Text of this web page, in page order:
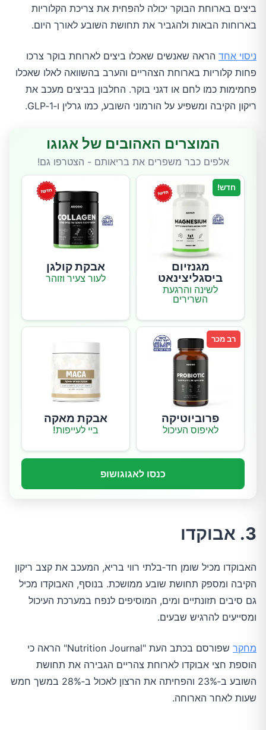
ביצים בארוחת הבוקר יכולה להפחית את צריכת הקלוריות
בארוחות הבאות ולהגביר את תחושת השובע לאורך היום.
ניסוי אחד הראה שאנשים שאכלו ביצים לארוחת בוקר צרכו
פחות קלוריות בארוחת הצהריים והערב בהשוואה לאלו שאכלו
פחמימות כמו לחם או דגני בוקר. החלבון בביצים מעכב את
ריקון הקיבה ומשפיע על הורמוני השובע, כמו גרלין ו‑GLP‑1.
המוצרים האהובים של אגוגו
אלפים כבר משפרים את בריאותם - הצטרפו גם!
חדש!
מגנזיום
ביסגליצינאט
לשינה והרגעת
השרירים
אבקת קולגן
לעור צעיר וזוהר
רב מכר
פרוביוטיקה
לאיפוס העיכול
אבקת מאקה
ביי לעייפות!
כנסו לאגוגושופ
3. אבוקדו
האבוקדו מכיל שומן חד‑בלתי רווי בריא, המעכב את קצב ריקון
הקיבה ומספק תחושת שובע ממושכת. בנוסף, האבוקדו מכיל
גם סיבים תזונתיים ומים, המוסיפים לנפח במערכת העיכול
ומסייעים להרגיש שבעים.
מחקר
שפורסם בכתב העת "Nutrition Journal" הראה כי
הוספת חצי אבוקדו לארוחת צהריים הגבירה את תחושת
השובע ב‑23% והפחיתה את הרצון לאכול ב‑28% במשך חמש
שעות לאחר הארוחה.